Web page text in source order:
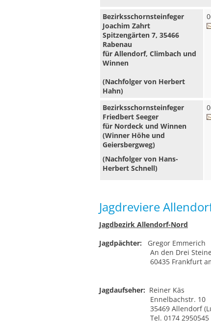
Bezirksschornsteinfeger
Joachim Zahrt
Spitzengärten 7, 35466
Rabenau
für Allendorf, Climbach und
Winnen
(Nachfolger von Herbert
Hahn)
Bezirksschornsteinfeger
Friedbert Seeger
für Nordeck und Winnen
(Winner Höhe und
Geiersbergweg)
(Nachfolger von Hans-
Herbert Schnell)
Jagdreviere
Jagdbezirk Allendorf-Nord
Jagdpächter: Gregor Emmerich
An den Drei
60435 Frankfurt am
Jagdaufseher: Reiner Käs
Ennelbachstr. 10
35469 Allendorf
Tel. 0174 2950545